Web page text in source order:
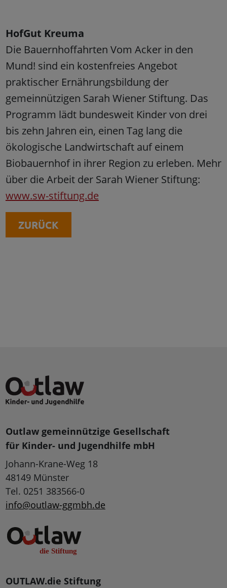
HofGut Kreuma
Die Bauernhoffahrten Vom Acker in den
Mund! sind ein kostenfreies Angebot
praktischer Ernährungsbildung der
gemeinnützigen Sarah Wiener Stiftung. Das
Programm lädt bundesweit Kinder von drei
bis zehn Jahren ein, einen Tag lang die
ökologische Landwirtschaft auf einem
Biobauernhof in ihrer Region zu erleben. Mehr
über die Arbeit der Sarah Wiener Stiftung:
www.sw-stiftung.de
ZURÜCK
Outlaw gemeinnützige Gesellschaft
für Kinder- und Jugendhilfe mbH
Johann-Krane-Weg 18
48149 Münster
Tel. 0251 383566-0
info@outlaw-ggmbh.de
OUTLAW.die Stiftung